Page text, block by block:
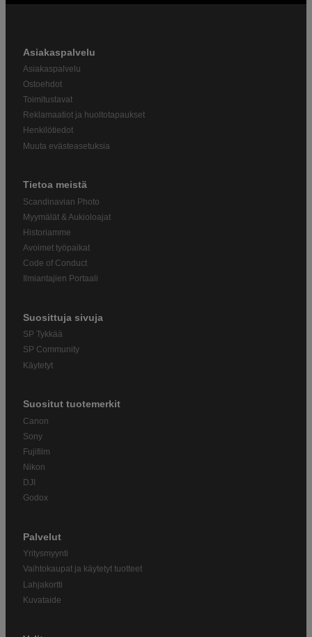
Asiakaspalvelu
Asiakaspalvelu
Ostoehdot
Toimitustavat
Reklamaatiot ja huoltotapaukset
Henkilötiedot
Muuta evästeasetuksia
Tietoa meistä
Scandinavian Photo
Myymälät & Aukioloajat
Historiamme
Avoimet työpaikat
Code of Conduct
Ilmiantajien Portaali
Suosittuja sivuja
SP Tykkää
SP Community
Käytetyt
Suositut tuotemerkit
Canon
Sony
Fujifilm
Nikon
DJI
Godox
Palvelut
Yritysmyynti
Vaihtokaupat ja käytetyt tuotteet
Lahjakortti
Kuvataide